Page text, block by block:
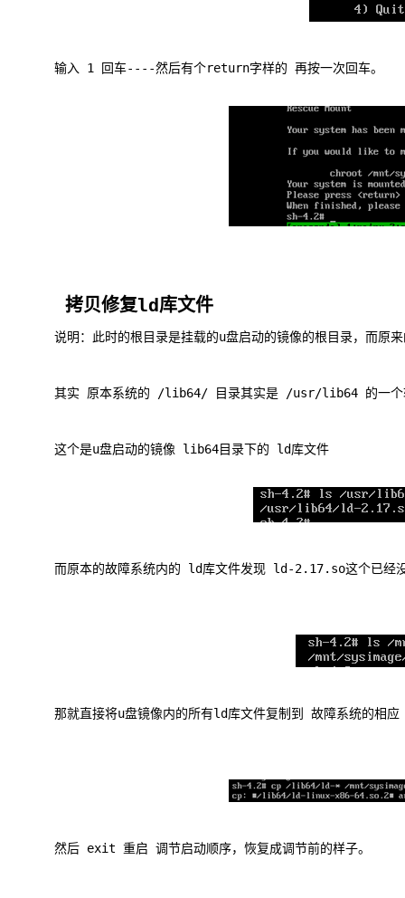
输入 1 回车----然后有个return字样的 再按一次回车。
拷贝修复ld库文件
说明：此时的根目录是挂载的u盘启动的镜像的根目录，而
其实 原本系统的 /lib64/ 目录其实是 /usr/lib64 的一
这个是u盘启动的镜像 lib64目录下的 ld库文件
而原本的故障系统内的 ld库文件发现 ld-2.17.so这个已经
那就直接将u盘镜像内的所有ld库文件复制到 故障系统的相
然后 exit 重启 调节启动顺序，恢复成调节前的样子。